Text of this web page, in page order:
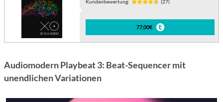
Kundenbewertung: (27)
77,00€
Audiomodern Playbeat 3: Beat-Sequencer mit
unendlichen Variationen